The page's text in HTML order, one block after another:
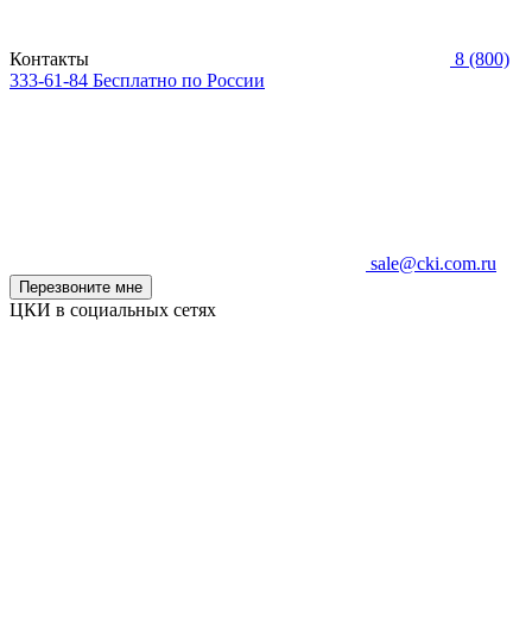
Контакты
8 (800)
333-61-84 Бесплатно по России
sale@cki.com.ru
Перезвоните мне
ЦКИ в социальных сетях